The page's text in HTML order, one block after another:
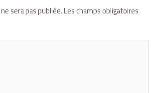
sera pas publiée.Les champs obligatoires